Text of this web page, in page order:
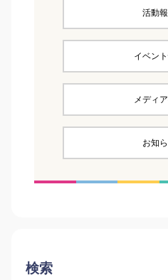
活動
イベン
メディ
お知
検索